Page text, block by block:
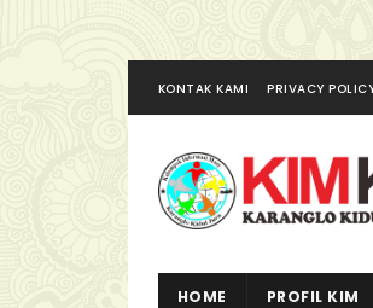
KONTAK KAMI PRIVACY
HOME PROFIL KIM